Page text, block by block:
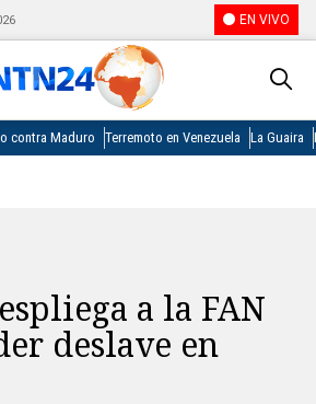
EN VIVO
contra Maduro Terremoto en Venezuela La Guaira
a la FAN
deslave en